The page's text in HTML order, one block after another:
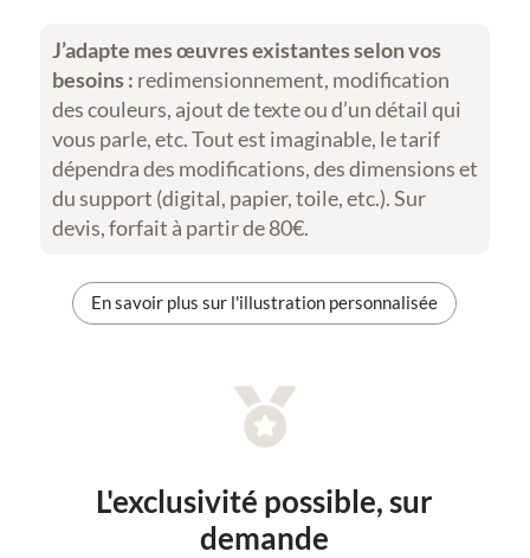
J’adapte mes œuvres existantes selon vos
besoins : redimensionnement, modification
des couleurs, ajout de texte ou d’un détail qui
vous parle, etc. Tout est imaginable, le tarif
dépendra des modifications, des dimensions et
du support (digital, papier, toile, etc.). Sur
devis, forfait à partir de 80€.
En savoir plus sur l'illustration personnalisée

L'exclusivité possible, sur
demande